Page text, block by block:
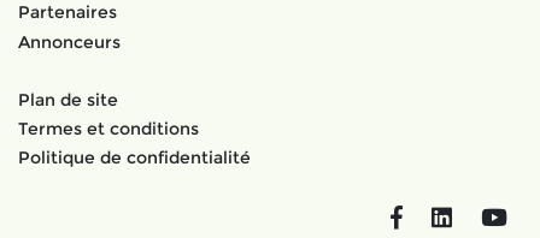
Partenaires
Annonceurs
Plan de site
Termes et conditions
Politique de confidentialité
FacebookLinkedIn